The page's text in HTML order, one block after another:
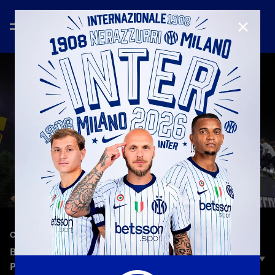
CELEBRATION—17 mag 2026
BUS PARADE: L'ARRIVO DEI NERAZZURRI IN
PIAZZA DUOMO